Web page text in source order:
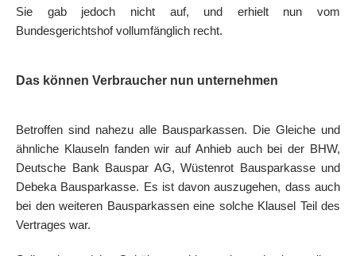
Sie gab jedoch nicht auf, und erhielt nun vom
Bundesgerichtshof vollumfänglich recht.
Das können Verbraucher nun unternehmen
Betroffen sind nahezu alle Bausparkassen. Die Gleiche und
ähnliche Klauseln fanden wir auf Anhieb auch bei der BHW,
Deutsche Bank Bauspar AG, Wüstenrot Bausparkasse und
Debeka Bausparkasse. Es ist davon auszugehen, dass auch
bei den weiteren Bausparkassen eine solche Klausel Teil des
Vertrages war.